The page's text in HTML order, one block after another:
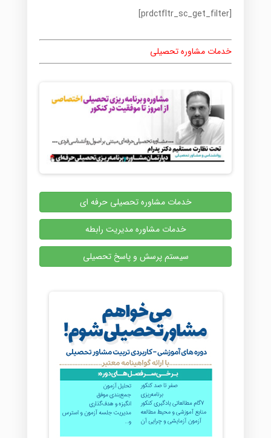
[prdctfltr_sc_get_filter]
خدمات مشاوره تحصیلی
خدمات مشاوره تحصیلی حرفه ای
خدمات مشاوره مدیریت رابطه
سیستم پرسش و پاسخ تحصیلی